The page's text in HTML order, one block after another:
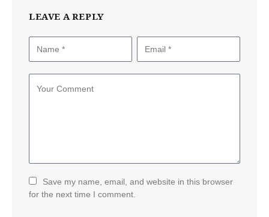
LEAVE A REPLY
Save my name, email, and website in this browser
for the next time I comment.